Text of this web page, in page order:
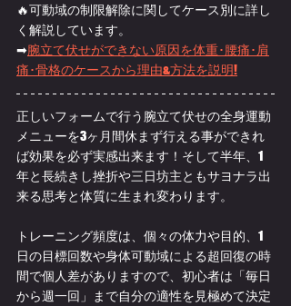
🔥可動域の制限解除に関してケース別に詳し
く解説しています。
➡腕立て伏せができない原因を体重･腰痛･肩
痛･骨格のケースから理由&方法を説明!
正しいフォームで行う腕立て伏せの全身運動
メニューを3ヶ月間休まず行える事ができれ
ば効果を必ず実感出来ます！そして半年、1
年と長続きし挫折や三日坊主ともサヨナラ出
来る思考と体質に生まれ変わります。
トレーニング頻度は、個々の体力や目的、1
日の目標回数や身体可動域による超回復の時
間で個人差がありますので、初心者は「毎日
から週一回」まで自分の適性を見極めて決定